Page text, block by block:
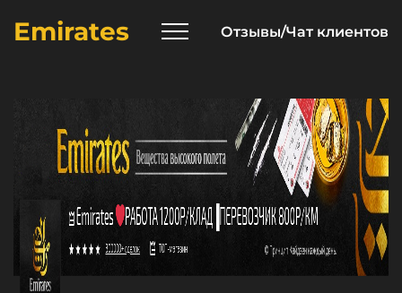
Emirates Отзывы/Чат клиентов